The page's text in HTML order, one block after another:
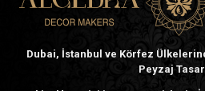
Dubai, İstanbul ve Körfez
Peyzaj